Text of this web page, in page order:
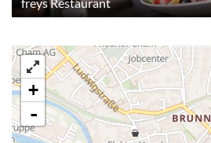
+
-